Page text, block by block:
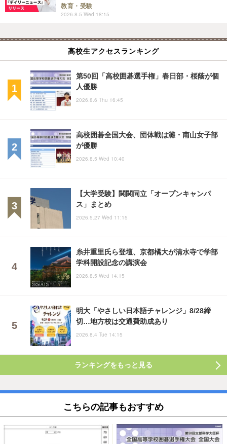
教育・受験
2026.8.5 Wed 18:15
高校生アクセスランキング
第50回「高校囲碁選手権」春日部・桜蔭が個
人優勝
2026.8.6 Thu 16:45
高校囲碁全国大会、団体戦は灘・南山女子部
が優勝
2026.8.5 Wed 10:40
【大学受験】関関同立「オープンキャンパ
ス」まとめ
2026.5.27 Wed 11:15
糸井重里氏ら登壇、京都橘大が清水寺で学部
学科開設記念の講演会
2026.8.5 Wed 14:15
明大「やさしい日本語チャレンジ」8/28締
切…地方校は交通費助成あり
2026.8.4 Tue 14:15
ランキングをもっと見る
こちらの記事もおすすめ